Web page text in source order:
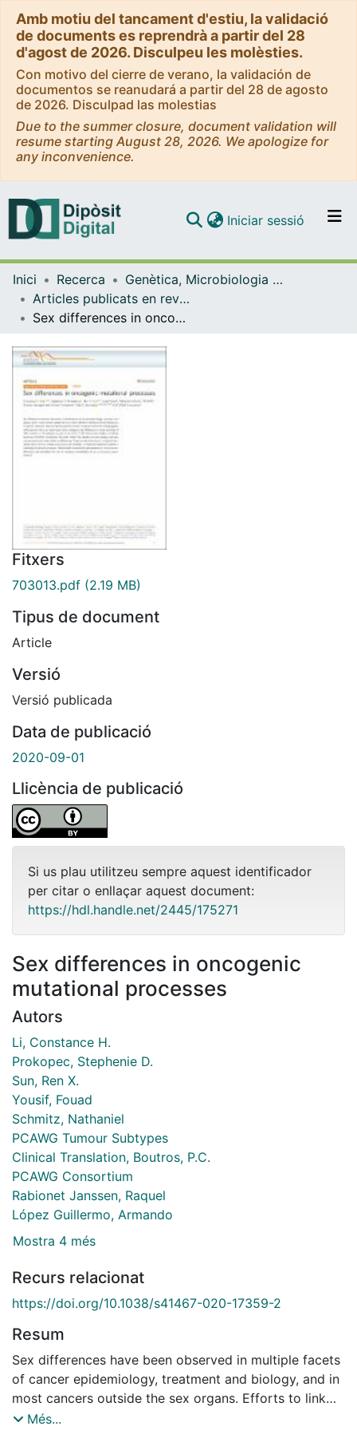
Amb motiu del tancament d'estiu, la validació
de documents es reprendrà a partir del 28
d'agost de 2026. Disculpeu les molèsties.
Con motivo del cierre de verano, la validación de
documentos se reanudará a partir del 28 de agosto
de 2026. Disculpad las molestias
Due to the summer closure, document validation will
resume starting August 28, 2026. We apologize for
any inconvenience.
Navega per tot el DD
Iniciar sessió (current)
Inici Recerca
Genètica, Microbiologia i Estadística
Articles publicats en revistes (Genètica, Microbiologia i Estadística)
Sex differences in oncogenic mutational processes
Fitxers
703013.pdf (2.19 MB)
Tipus de document
Article
Versió
Versió publicada
Data de publicació
2020-09-01
Llicència de publicació
Si us plau utilitzeu sempre aquest identificador
per citar o enllaçar aquest document:
https://hdl.handle.net/2445/175271
Sex differences in oncogenic
mutational processes
Autors
Li, Constance H.
Prokopec, Stephenie D.
Sun, Ren X.
Yousif, Fouad
Schmitz, Nathaniel
PCAWG Tumour Subtypes
Clinical Translation, Boutros, P.C.
PCAWG Consortium
Rabionet Janssen, Raquel
López Guillermo, Armando
Mostra 4 més
Recurs relacionat
https://doi.org/10.1038/s41467-020-17359-2
Resum
Sex differences have been observed in multiple facets
of cancer epidemiology, treatment and biology, and in
most cancers outside the sex organs. Efforts to link
these clinical differences to specific molecular
Més...